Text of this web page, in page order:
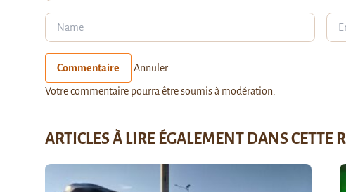
Commentaire Annuler
Votre commentaire pourra être soumis à modération.
ARTICLES À LIRE ÉGALEMENT DANS CETTE